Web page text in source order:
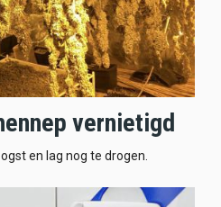
vernietigd
en lag nog te drogen.